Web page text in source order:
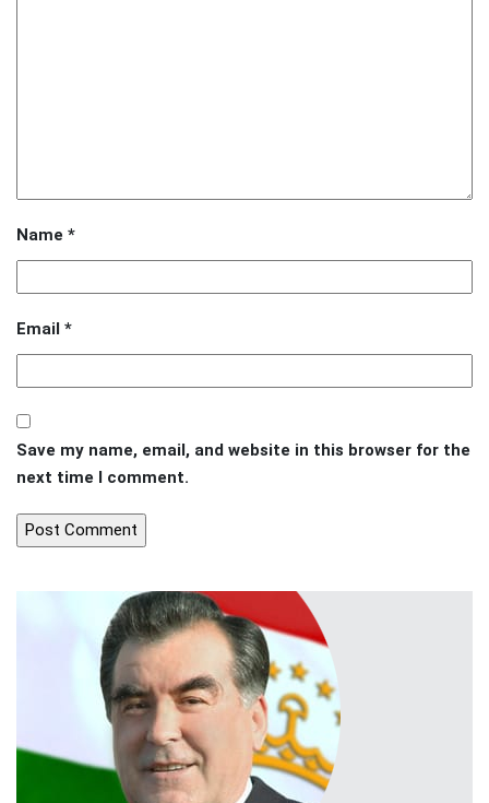
Name *
Email *
Save my name, email, and website in this browser for the
next time I comment.